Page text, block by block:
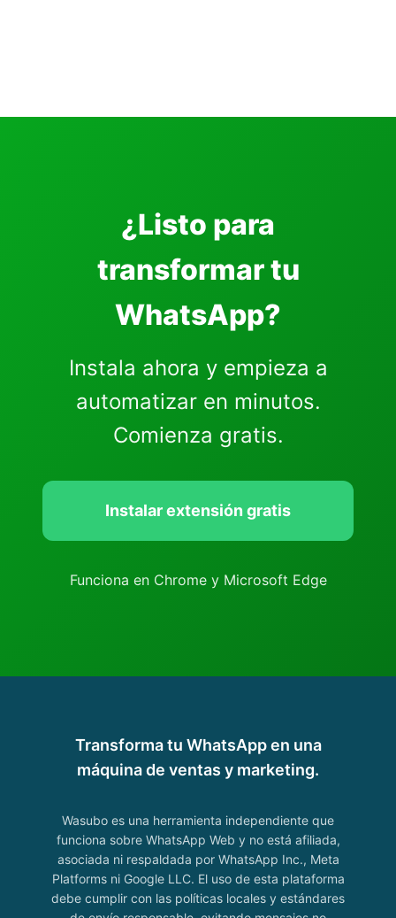
¿Listo para
transformar tu
WhatsApp?
Instala ahora y empieza a
automatizar en minutos.
Comienza gratis.
Instalar extensión gratis
Funciona en Chrome y Microsoft Edge
Transforma tu WhatsApp en una
máquina de ventas y marketing.
Wasubo es una herramienta independiente que
funciona sobre WhatsApp Web y no está afiliada,
asociada ni respaldada por WhatsApp Inc., Meta
Platforms ni Google LLC. El uso de esta plataforma
debe cumplir con las políticas locales y estándares